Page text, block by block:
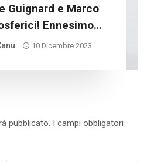
Guignard e Marco
Ennesimo
per l’Italia
10 Dicembre 2023
pubblicato. I campi obbligatori